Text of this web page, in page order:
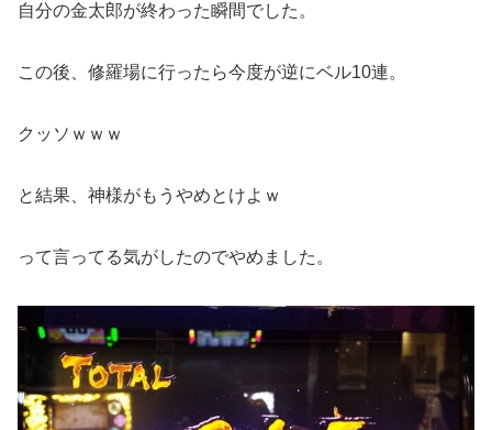
自分の金太郎が終わった瞬間でした。
この後、修羅場に行ったら今度が逆にベル10連。
クッソｗｗｗ
と結果、神様がもうやめとけよｗ
って言ってる気がしたのでやめました。